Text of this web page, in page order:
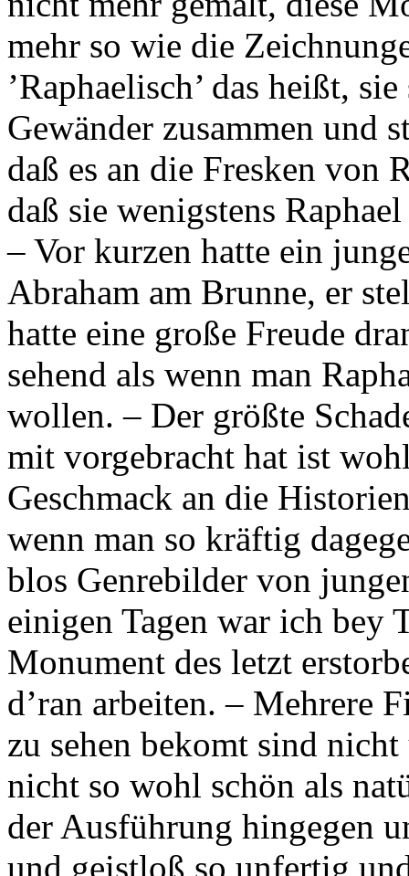
mehr so wie die
’Raphaelisch’ das heißt,
Gewänder zusammen und
daß es an die Fresken von
daß sie wenigstens
– Vor kurzen hatte ein
Abraham am Brunne, er
hatte eine große Freude
sehend als wenn man
wollen. – Der größte
mit vorgebracht hat ist
Geschmack an die
wenn man so kräftig
blos Genrebilder von
einigen Tagen war ich bey
Monument des letzt
d’ran arbeiten. – Mehrere
zu sehen bekomt sind
nicht so wohl schön als
der Ausführung hingegen
und geistloß so unfertig